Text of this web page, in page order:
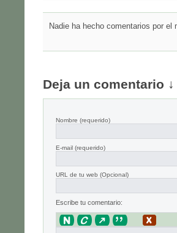
Nadie ha hecho comentarios por
Deja un comentario ↓
Nombre (requerido)
E-mail (requerido)
URL de tu web (Opcional)
Escribe tu comentario: